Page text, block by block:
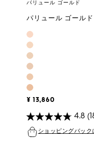
パリュール ゴールド
パリュール ゴール
¥ 13,860
4.8
ショッピングバック